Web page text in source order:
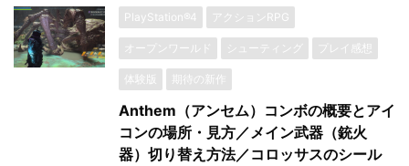
PlayStation®4 アクションRPG
オープンワールド シューティング プレイ感想
体験版 期待の新作
Anthem（アンセム）コンボの概要とアイ
コンの場所・見方／メイン武器（銃火
器）切り替え方法／コロッサスのシール